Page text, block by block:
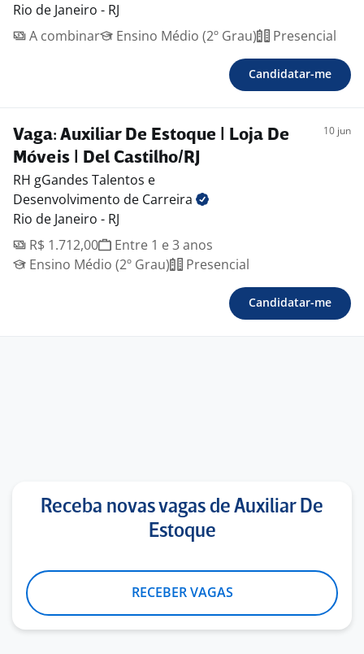
Rio de Janeiro - RJ
A combinar
Ensino Médio (2º Grau) Presencial
Candidatar-me
Vaga: Auxiliar De Estoque | Loja De
Móveis | Del Castilho/RJ
10 jun
RH gGandes Talentos e
Desenvolvimento de Carreira
Rio de Janeiro - RJ
R$ 1.712,00
Entre 1 e 3 anos
Ensino Médio (2º Grau)
Presencial
Candidatar-me
Receba novas vagas de Auxiliar De
Estoque
RECEBER VAGAS